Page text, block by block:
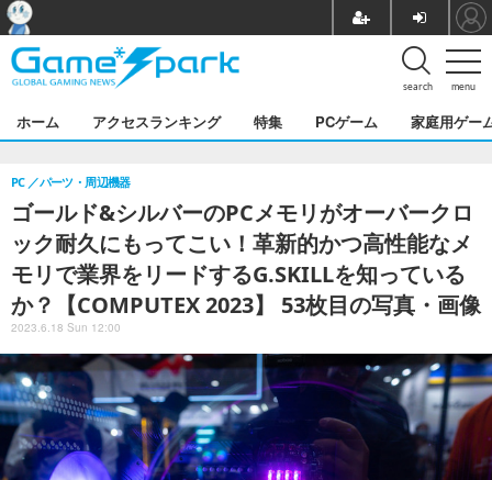
menu
search
ホーム アクセスランキング 特集 PCゲーム 家庭用ゲー
ゴールド&シルバーのPCメモリがオーバークロ
ック耐久にもってこい！革新的かつ高性能なメ
モリで業界をリードするG.SKILLを知っている
か？【COMPUTEX 2023】 53枚目の写真・画像
PC パーツ・周辺機器
2023.6.18 Sun 12:00